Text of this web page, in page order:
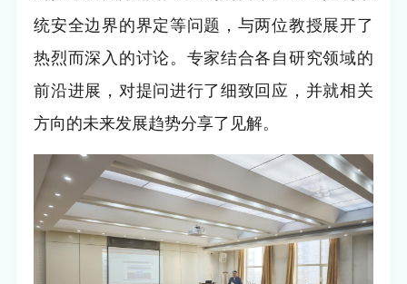
统安全边界的界定等问题，与两位教授展开了
热烈而深入的讨论。专家结合各自研究领域的
前沿进展，对提问进行了细致回应，并就相关
方向的未来发展趋势分享了见解。